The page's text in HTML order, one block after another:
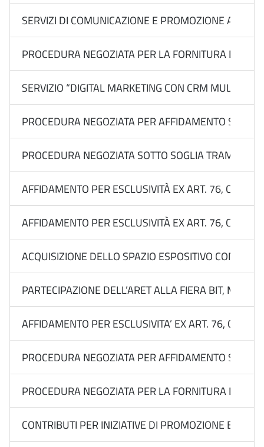
SERVIZI DI COMUNICAZIONE E PROMOZIONE
PROCEDURA NEGOZIATA PER LA FORNITURA DI
SERVIZIO “DIGITAL MARKETING CON CRM
PROCEDURA NEGOZIATA PER AFFIDAMENTO
PROCEDURA NEGOZIATA SOTTO SOGLIA TRAMITE
AFFIDAMENTO PER ESCLUSIVITÀ EX ART. 76,
AFFIDAMENTO PER ESCLUSIVITÀ EX ART. 76,
ACQUISIZIONE DELLO SPAZIO ESPOSITIVO CON
PARTECIPAZIONE DELL’ARET ALLA FIERA BIT,
AFFIDAMENTO PER ESCLUSIVITA’ EX ART. 76,
PROCEDURA NEGOZIATA PER AFFIDAMENTO
PROCEDURA NEGOZIATA PER LA FORNITURA DEL
CONTRIBUTI PER INIZIATIVE DI PROMOZIONE E